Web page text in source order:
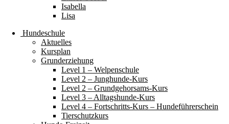
Isabella
Lisa
Hundeschule
Aktuelles
Kursplan
Grunderziehung
Level 1 – Welpenschule
Level 2 – Junghunde-Kurs
Level 2 – Grundgehorsams-Kurs
Level 3 – Alltagshunde-Kurs
Level 4 – Fortschritts-Kurs – Hundeführerschein
Tierschutzkurs